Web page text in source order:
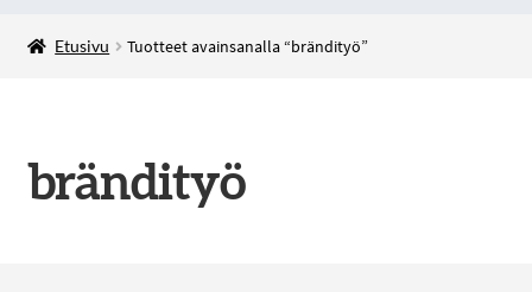
UMOVE
English
Etusivu Tuotteet avainsanalla “brändityö”
brändityö